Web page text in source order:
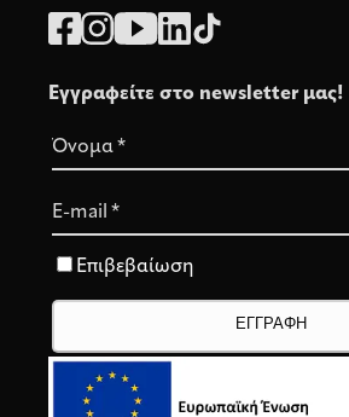
Εγγραφείτε στο newsletter μας!
Όνομα*
E-mail *
Επιβεβαίωση